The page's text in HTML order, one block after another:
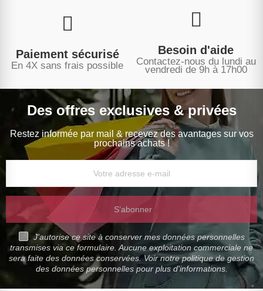
Paiement sécurisé
En 4X sans frais possible
Besoin d'aide
Contactez-nous du lundi au
vendredi de 9h à 17h00
Des offres exclusives & privées
Restez informée par mail & recevez des avantages sur vos
prochains achats !
S’abonner
J'autorise ce site à conserver mes données personnelles
transmises via ce formulaire. Aucune exploitation commerciale ne
sera faite des données conservées. Voir notre politique de gestion
des données personnelles pour plus d'informations.